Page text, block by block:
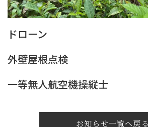
ドローン
外壁屋根点検
一等無人航空機操縦士
お知らせ一覧へ戻る